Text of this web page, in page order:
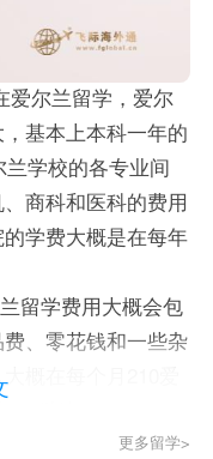
爱尔兰留学，爱尔
基本上本科一年的
学校的各专业间
商科和医科的费用
学费大概是在每年
留学费用大概会包
、零花钱和一些杂
概在每个月210爱
宜，在爱尔兰购买
更多留学>